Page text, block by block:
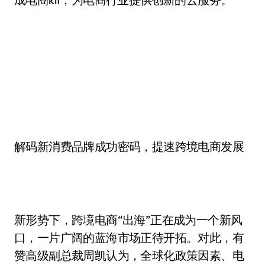
解码新消费品牌成功密码，提速跨境电商发展
新形势下，跨境电商“出海”正在成为一个新风
口，一片广阔的蓝海市场正待开拓。对此，有
赞高级副总裁周凯认为，全球化政策因素、电